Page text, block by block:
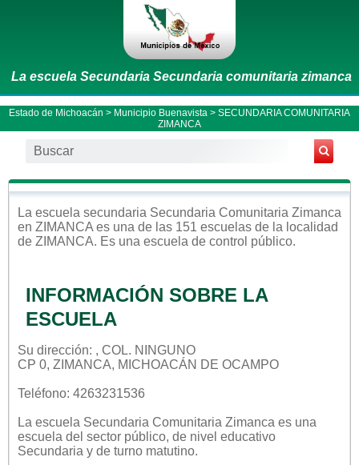
La escuela Secundaria Secundaria comunitaria zimanca
Estado de Michoacán > Municipio Buenavista > SECUNDARIA COMUNITARIA
ZIMANCA
La escuela secundaria Secundaria Comunitaria Zimanca
en ZIMANCA es una de las 151 escuelas de la localidad
de ZIMANCA. Es una escuela de control público.
INFORMACIÓN SOBRE LA
ESCUELA
Su dirección: , COL. NINGUNO
CP 0, ZIMANCA, MICHOACÁN DE OCAMPO
Teléfono: 4263231536
La escuela Secundaria Comunitaria Zimanca es una
escuela del sector público, de nivel educativo
Secundaria y de turno matutino.